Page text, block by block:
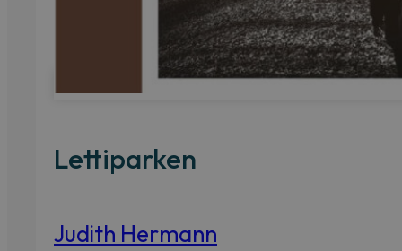
Lettiparken
Judith Hermann